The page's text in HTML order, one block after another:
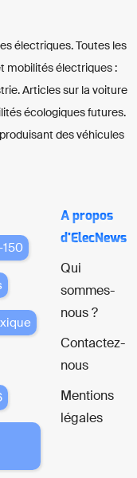
électriques. Toutes les
mobilités électriques :
Articles sur la voiture
écologiques futures.
des véhicules
150
A propos
d'ElecNews
Qui
sommes-
nous ?
Contactez-
nous
Mentions
légales